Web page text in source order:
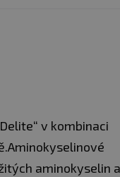
v kombinaci
aminokyselin a